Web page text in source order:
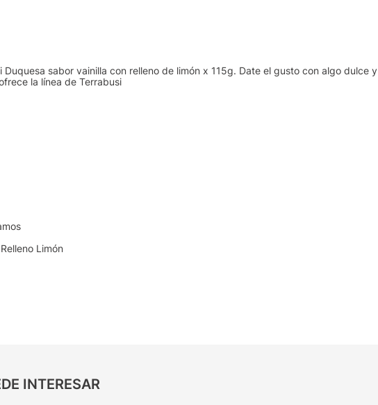
Duquesa sabor vainilla con relleno de limón x 115g. Date el gusto con algo dulce y
la línea de Terrabusi
Limón
INTERESAR